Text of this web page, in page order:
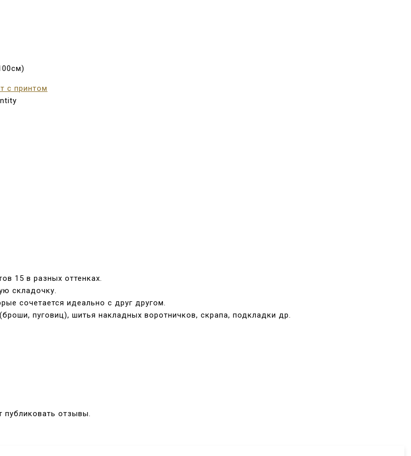
с принтом
15 в разных оттенках.
складочку.
сочетается идеально с друг другом.
пуговиц), шитья накладных воротничков, скрапа, подкладки др.
публиковать отзывы.